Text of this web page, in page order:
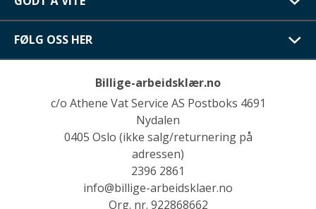
FØLG OSS HER
Billige-arbeidsklær.no
c/o Athene Vat Service AS Postboks 4691
Nydalen
0405 Oslo (ikke salg/returnering på
adressen)
2396 2861
info@billige-arbeidsklaer.no
Org. nr. 922868662